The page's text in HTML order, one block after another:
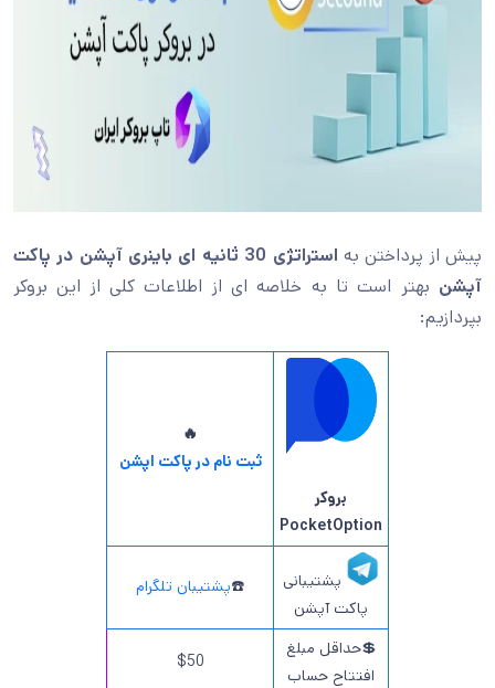
پیش از پرداختن به
استراتژی 30 ثانیه ای باینری آپشن در پاکت
آپشن بهتر است تا به خلاصه ای از اطلاعات کلی از این بروکر
بپردازیم:
بروکر
PocketOption
🔥
ثبت نام در پاکت اپشن
پشتیبانی
پاکت آپشن
☎️پشتیبان تلگرام
💲حداقل مبلغ
افتتاح حساب
$50